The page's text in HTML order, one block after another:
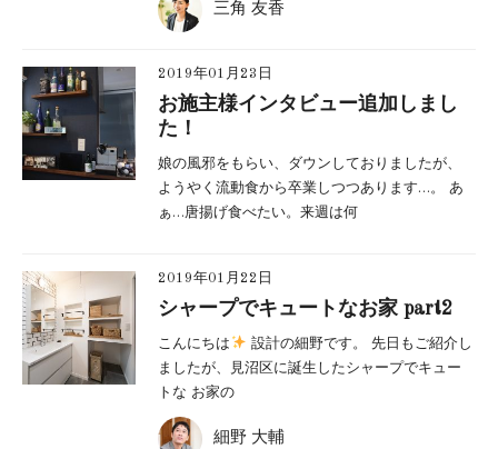
三角 友香
2019年01月23日
お施主様インタビュー追加しまし
た！
娘の風邪をもらい、ダウンしておりましたが、
ようやく流動食から卒業しつつあります…。 あ
ぁ…唐揚げ食べたい。来週は何
2019年01月22日
シャープでキュートなお家 part2
こんにちは
設計の細野です。 先日もご紹介し
ましたが、見沼区に誕生したシャープでキュー
トな お家の
細野 大輔